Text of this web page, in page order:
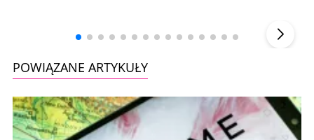
POWIĄZANE ARTYKUŁY